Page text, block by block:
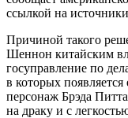
ссылкой на
Причиной такого
Шеннон китайским
госуправление по
в которых
персонаж Брэда
на драку и с